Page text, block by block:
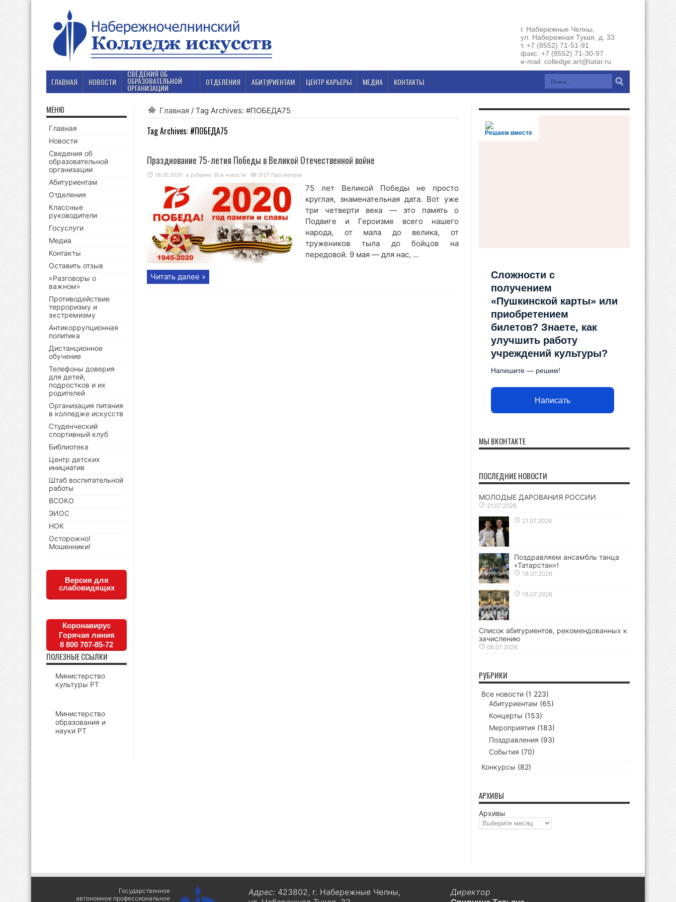
г. Набережные Челны,
ул. Набережная Тукая, д. 33
т. +7 (8552) 71-51-91
факс. +7 (8552) 71-30-97
e-mail: colledge.art@tatar.ru
ГЛАВНАЯ НОВОСТИ
СВЕДЕНИЯ ОБ
ОБРАЗОВАТЕЛЬНОЙ
ОРГАНИЗАЦИИ
ОТДЕЛЕНИЯ АБИТУРИЕНТАМ ЦЕНТР КАРЬЕРЫ МЕДИА КОНТАКТЫ
Главная / Tag Archives: #ПОБЕДА75
Tag Archives: #ПОБЕДА75
Празднование 75-летия Победы в Великой Отечественной войне
08.05.2020 в рубрике: Все новости 3127 Просмотров
75 лет Великой Победы не просто
круглая, знаменательная дата. Вот уже
три четверти века — это память о
Подвиге и Героизме всего нашего
народа, от мала до велика, от
тружеников тыла до бойцов на
передовой. 9 мая — для нас, ...
Читать далее »
МЕНЮ
Главная
Новости
Сведения об
образовательной
организации
Абитуриентам
Отделения
Классные
руководители
Госуслуги
Медиа
Контакты
Оставить отзыв
«Разговоры о
важном»
Противодействие
терроризму и
экстремизму
Антикоррупционная
политика
Дистанционное
обучение
Телефоны доверия
для детей,
подростков и их
родителей
Организация питания
в колледже искусств
Студенческий
спортивный клуб
Библиотека
Центр детских
инициатив
Штаб воспитательной
работы
ВСОКО
ЭИОС
НОК
Осторожно!
Мошенники!
Версия для
слабовидящих
Коронавирус
Горячая линия
8 800 707-85-72
ПОЛЕЗНЫЕ ССЫЛКИ
Министерство
культуры РТ
Министерство
образования и
науки РТ
Решаем вместе
Сложности с
получением
«Пушкинской карты» или
приобретением
билетов? Знаете, как
улучшить работу
учреждений культуры?
Напишите — решим!
Написать
МЫ ВКОНТАКТЕ
ПОСЛЕДНИЕ НОВОСТИ
МОЛОДЫЕ ДАРОВАНИЯ РОССИИ
21.07.2026
21.07.2026
Поздравляем ансамбль танца
«Татарстан»!
18.07.2026
18.07.2026
Список абитуриентов, рекомендованных к
зачислению
06.07.2026
РУБРИКИ
Все новости (1 223)
Абитуриентам (65)
Концерты (153)
Мероприятия (183)
Поздравления (93)
События (70)
Конкурсы (82)
АРХИВЫ
Архивы
Государственное
автономное профессиональное
Адрес: 423802, г. Набережные Челны,
Директор